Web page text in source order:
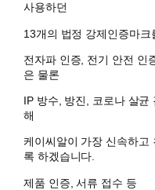
사용하던
13개의 법정 강제인증마크
전자파 인증, 전기 안전 인
은 물론
IP 방수, 방진, 코로나 살균
해
케이씨알이 가장 신속하고
록 하겠습니다.
제품 인증, 서류 접수 등